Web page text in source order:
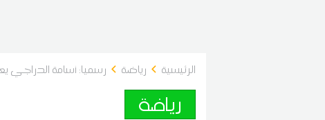
الرئيسية رياضة رسميا: أسامة الدراجي
رياضة